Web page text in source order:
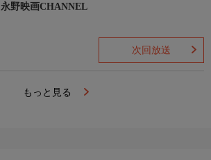
永野映画CHANNEL
次回放送
もっと見る